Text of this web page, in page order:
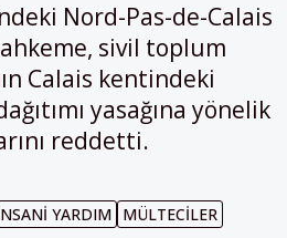
Nord-Pas-de-Calais
sivil toplum
Calais kentindeki
yasağına yönelik
reddetti.
YARDIM MÜLTECILER